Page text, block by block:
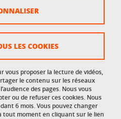
personnels
vous proposer la lecture de vidéos,
le contenu sur les réseaux
des pages. Nous vous
ou de refuser ces cookies. Nous
6 mois. Vous pouvez changer
tout moment en cliquant sur le lien
LES COOKIES